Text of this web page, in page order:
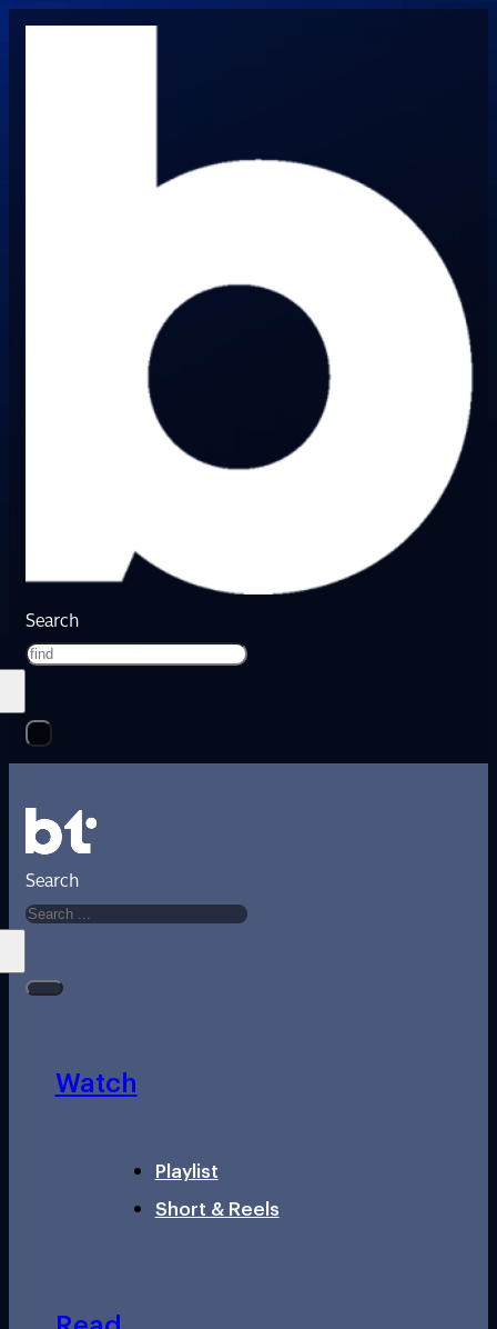
Search
Search
Watch
Playlist
Short & Reels